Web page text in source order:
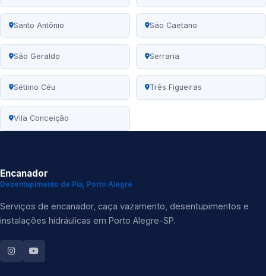
Santo Antônio São Caetano
São Geraldo Serraria
Sétimo Céu Três Figueiras
Vila Conceição
Encanador
Desentupimento de Pia, Porto Alegre
Serviços de encanador, caça vazamento, desentupimentos e
instalações hidráulicas em Porto Alegre-SP.